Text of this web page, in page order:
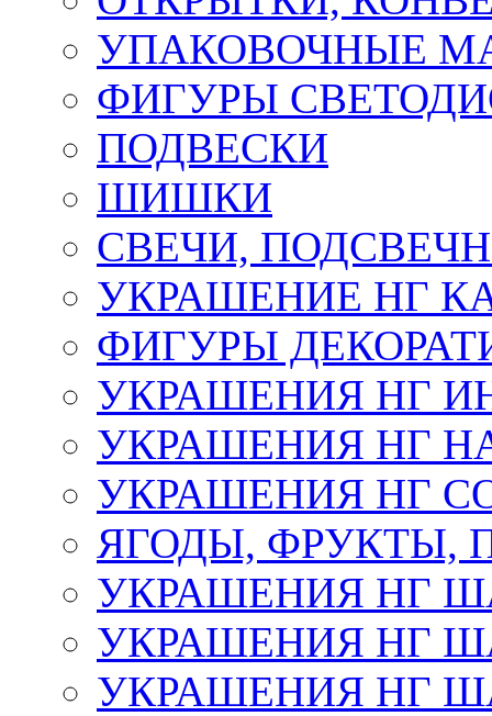
УПАКОВОЧНЫЕ
ФИГУРЫ
ПОДВЕСКИ
ШИШКИ
СВЕЧИ,
УКРАШЕНИЕ НГ
ФИГУРЫ
УКРАШЕНИЯ НГ
УКРАШЕНИЯ НГ
УКРАШЕНИЯ НГ
ЯГОДЫ, ФРУКТЫ,
УКРАШЕНИЯ НГ
УКРАШЕНИЯ НГ
УКРАШЕНИЯ НГ